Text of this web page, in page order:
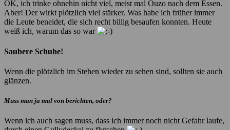
OK, ich trinke ohnehin nicht viel, meist mal Ouzo nach dem Essen.
Aber! Der wirkt plötzlich viel stärker. Was habe ich früher immer
die Leute beneidet, die sich recht billig besaufen konnten. Heute
weiß ich, warum das so war
Saubere Schuhe!
Wenn die plötzlich im Stehen wieder zu sehen sind, sollten sie auch
glänzen.
Muss man ja mal von berichten, oder?
Wenn ich auch sagen muss, dass ich immer noch nicht Gefahr laufe,